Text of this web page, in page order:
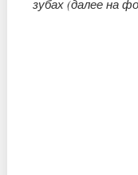
зубах (далее на